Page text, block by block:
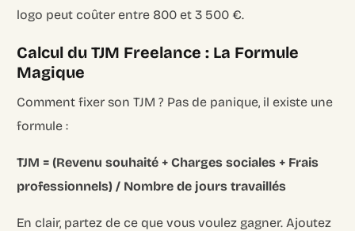
logo peut coûter entre 800 et 3 500 €.
Calcul du TJM Freelance : La Formule
Magique
Comment fixer son TJM ? Pas de panique, il existe une
formule :
TJM = (Revenu souhaité + Charges sociales + Frais
professionnels) / Nombre de jours travaillés
En clair, partez de ce que vous voulez gagner. Ajoutez